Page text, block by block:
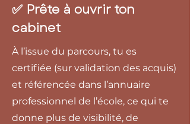
✅ Prête à ouvrir ton
cabinet
À l’issue du parcours, tu es
certifiée (sur validation des acquis)
et référencée dans l’annuaire
professionnel de l’école, ce qui te
donne plus de visibilité, de